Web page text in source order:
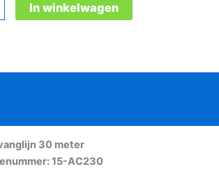
In winkelwagen
30 meter
15-AC230